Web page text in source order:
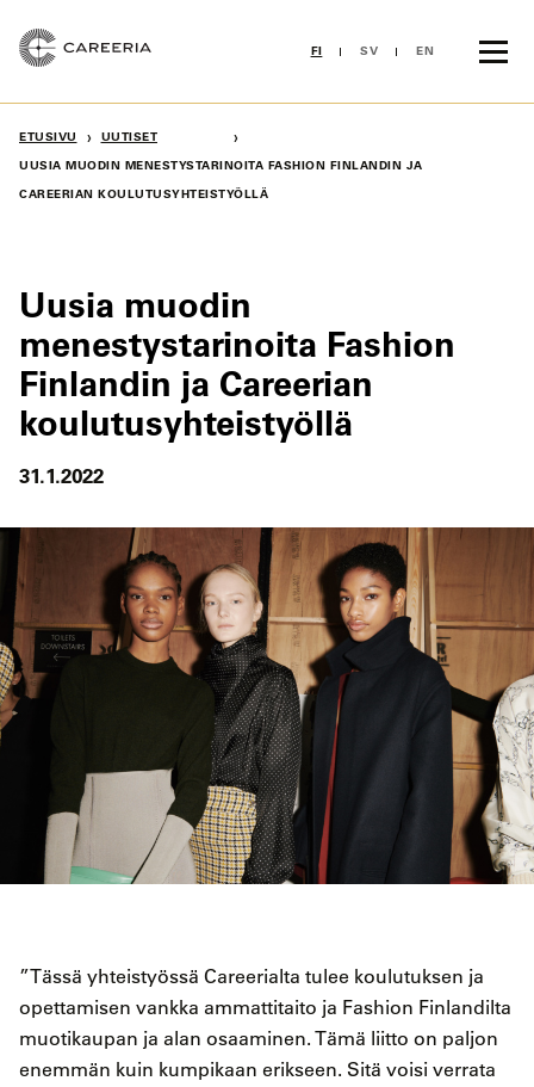
sisältöön
FI SV EN
ETUSIVU › UUTISET ›
UUSIA MUODIN MENESTYSTARINOITA FASHION FINLANDIN JA
CAREERIAN KOULUTUSYHTEISTYÖLLÄ
Uusia muodin
menestystarinoita Fashion
Finlandin ja Careerian
koulutusyhteistyöllä
31.1.2022
”Tässä yhteistyössä Careerialta tulee koulutuksen ja
opettamisen vankka ammattitaito ja Fashion Finlandilta
muotikaupan ja alan osaaminen. Tämä liitto on paljon
enemmän kuin kumpikaan erikseen. Sitä voisi verrata